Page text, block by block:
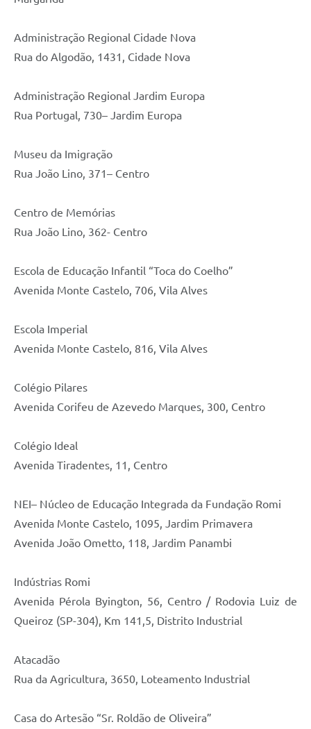
Administração Regional Cidade Nova
Rua do Algodão, 1431, Cidade Nova
Administração Regional Jardim Europa
Rua Portugal, 730– Jardim Europa
Museu da Imigração
Rua João Lino, 371– Centro
Centro de Memórias
Rua João Lino, 362- Centro
Escola de Educação Infantil “Toca do Coelho”
Avenida Monte Castelo, 706, Vila Alves
Escola Imperial
Avenida Monte Castelo, 816, Vila Alves
Colégio Pilares
Avenida Corifeu de Azevedo Marques, 300, Centro
Colégio Ideal
Avenida Tiradentes, 11, Centro
NEI– Núcleo de Educação Integrada da Fundação Romi
Avenida Monte Castelo, 1095, Jardim Primavera
Avenida João Ometto, 118, Jardim Panambi
Indústrias Romi
Avenida Pérola Byington, 56, Centro / Rodovia Luiz de
Queiroz (SP-304), Km 141,5, Distrito Industrial
Atacadão
Rua da Agricultura, 3650, Loteamento Industrial
Casa do Artesão “Sr. Roldão de Oliveira”